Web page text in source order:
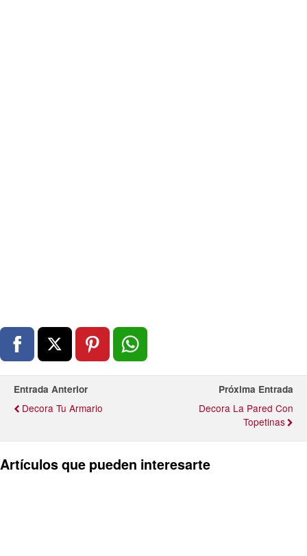
Entrada Anterior
Decora Tu Armario
Próxima Entrada
Decora La Pared Con
Topetinas
Artículos que pueden interesarte